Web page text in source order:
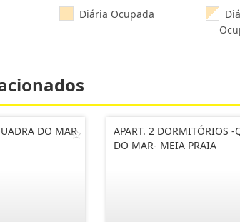
Diária Ocupada
DO MAR
APART. 2 DORMITÓRIOS -
DO MAR- MEIA PRAIA